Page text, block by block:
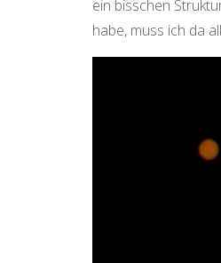
ein bisschen
habe, muss ich da